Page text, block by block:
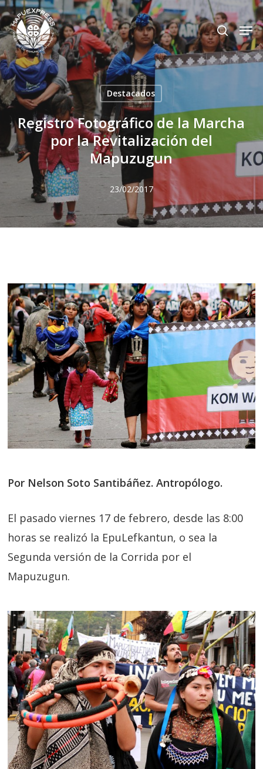
Skip
to
main
content
search
Destacados
Registro Fotográfico de la Marcha
por la Revitalización del
Mapuzugun
23/02/2017
Por Nelson Soto Santibáñez. Antropólogo.
El pasado viernes 17 de febrero, desde las 8:00
horas se realizó la EpuLefkantun, o sea la
Segunda versión de la Corrida por el
Mapuzugun.
Close
Menu